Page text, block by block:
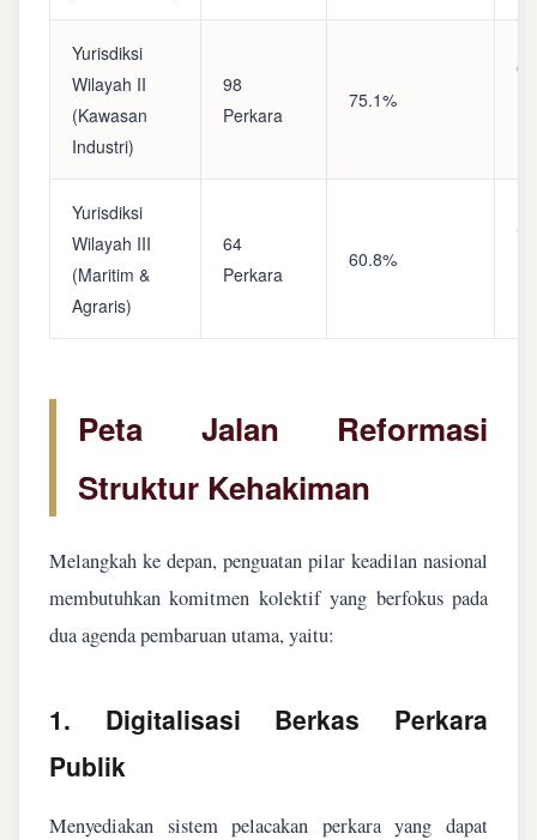
Yurisdiksi
Wilayah II
(Kawasan
Industri)
98
Perkara
75.1%
Yurisdiksi
Wilayah III
(Maritim &
Agraris)
64
Perkara
60.8%
Peta Jalan Reformasi
Struktur Kehakiman
Melangkah ke depan, penguatan pilar keadilan nasional
membutuhkan komitmen kolektif yang berfokus pada
dua agenda pembaruan utama, yaitu:
1. Digitalisasi Berkas Perkara
Publik
Menyediakan sistem pelacakan perkara yang dapat